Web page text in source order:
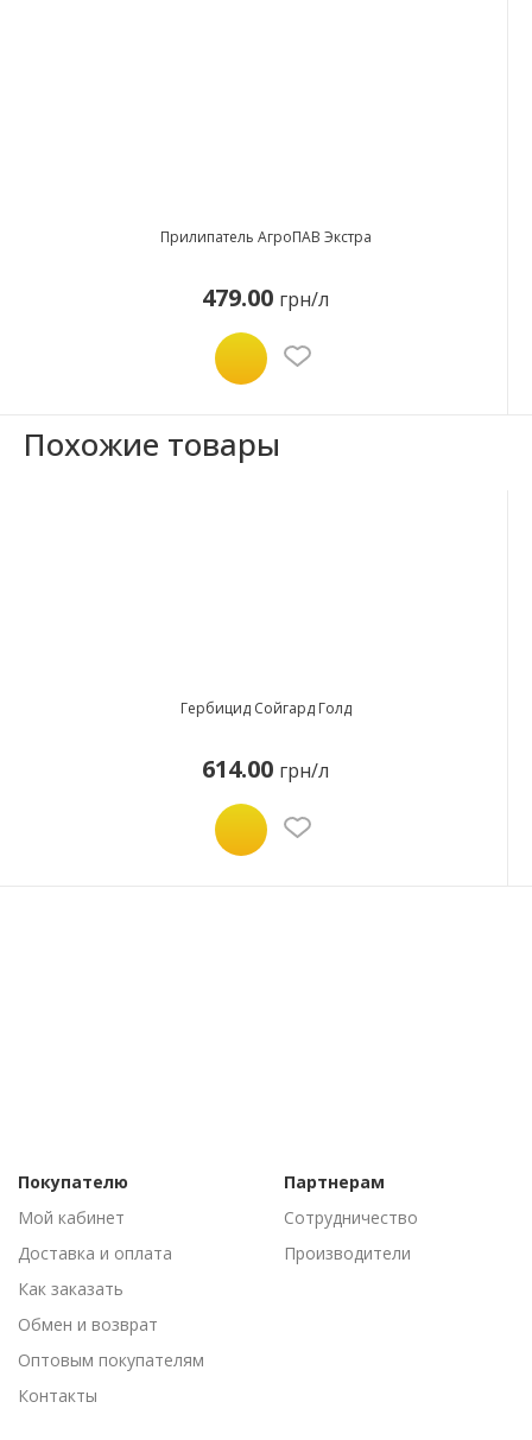
Прилипатель АгроПАВ Экстра
479.00 грн/л
Похожие товары
Гербицид Сойгард Голд
614.00 грн/л
Покупателю
Мой кабинет
Доставка и оплата
Как заказать
Обмен и возврат
Оптовым покупателям
Контакты
Партнерам
Сотрудничество
Производители